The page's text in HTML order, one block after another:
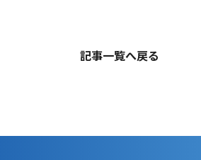
記事一覧へ戻る